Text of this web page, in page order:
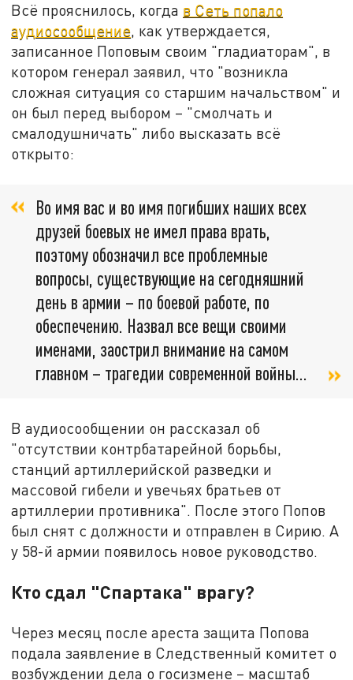
Всё прояснилось, когда в Сеть попало
аудиосообщение, как утверждается,
записанное Поповым своим "гладиаторам", в
котором генерал заявил, что "возникла
сложная ситуация со старшим начальством" и
он был перед выбором – "смолчать и
смалодушничать" либо высказать всё
открыто:
Во имя вас и во имя погибших наших всех
друзей боевых не имел права врать,
поэтому обозначил все проблемные
вопросы, существующие на сегодняшний
день в армии – по боевой работе, по
обеспечению. Назвал все вещи своими
именами, заострил внимание на самом
главном – трагедии современной войны...
В аудиосообщении он рассказал об
"отсутствии контрбатарейной борьбы,
станций артиллерийской разведки и
массовой гибели и увечьях братьев от
артиллерии противника". После этого Попов
был снят с должности и отправлен в Сирию. А
у 58-й армии появилось новое руководство.
Кто сдал "Спартака" врагу?
Через месяц после ареста защита Попова
подала заявление в Следственный комитет о
возбуждении дела о госизмене – масштаб